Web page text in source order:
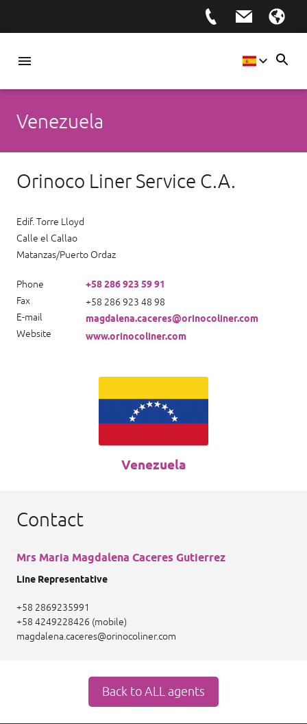
Venezuela
Orinoco Liner Service C.A.
Edif. Torre Lloyd
Calle el Callao
Matanzas/Puerto Ordaz
Phone
Fax
E-mail
Website
+58 286 923 59 91
+58 286 923 48 98
magdalena.caceres@orinocoliner.com
www.orinocoliner.com
Venezuela
Contact
Mrs Maria Magdalena Caceres Gutierrez
Line Representative
+58 2869235991
+58 4249228426 (mobile)
magdalena.caceres@orinocoliner.com
Back to ALL agents